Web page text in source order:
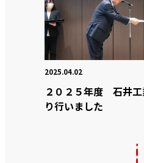
2025.04.02
２０２５年度 石井
り行いました